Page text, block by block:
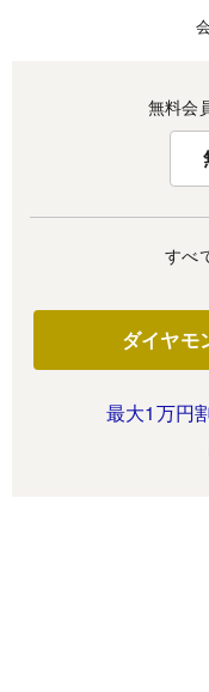
無料会
すべ
ダイヤモ
最大1万円